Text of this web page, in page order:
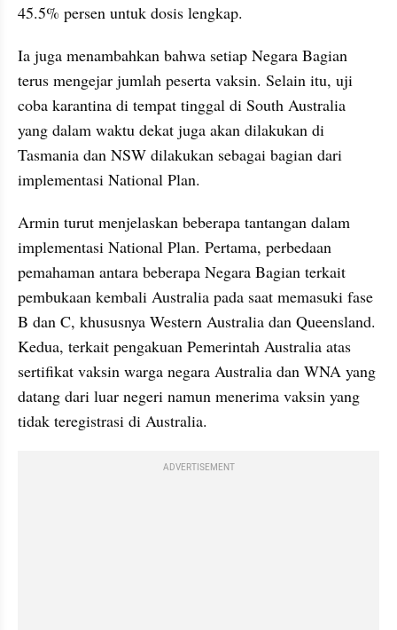
45.5% persen untuk dosis lengkap.
Ia juga menambahkan bahwa setiap Negara Bagian
terus mengejar jumlah peserta vaksin. Selain itu, uji
coba karantina di tempat tinggal di South Australia
yang dalam waktu dekat juga akan dilakukan di
Tasmania dan NSW dilakukan sebagai bagian dari
implementasi National Plan.
Armin turut menjelaskan beberapa tantangan dalam
implementasi National Plan. Pertama, perbedaan
pemahaman antara beberapa Negara Bagian terkait
pembukaan kembali Australia pada saat memasuki fase
B dan C, khususnya Western Australia dan Queensland.
Kedua, terkait pengakuan Pemerintah Australia atas
sertifikat vaksin warga negara Australia dan WNA yang
datang dari luar negeri namun menerima vaksin yang
tidak teregistrasi di Australia.
ADVERTISEMENT